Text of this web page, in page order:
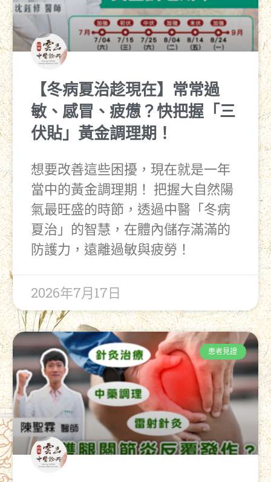
【冬病夏治趁現在】常常過
敏、感冒、疲憊？快把握「三
伏貼」黃金調理期！
想要改善這些困擾，現在就是一年
當中的黃金調理期！ 把握大自然陽
氣最旺盛的時節，透過中醫「冬病
夏治」的智慧，在體內儲存滿滿的
防護力，遠離過敏與疲勞！
2026年7月17日
患者見證